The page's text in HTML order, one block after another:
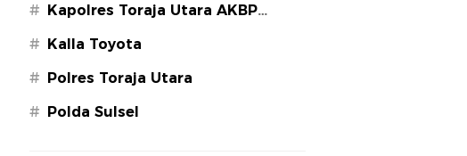
# Kapolres Toraja Utara AKBP
M.Si
# Kalla Toyota
# Polres Toraja Utara
# Polda Sulsel